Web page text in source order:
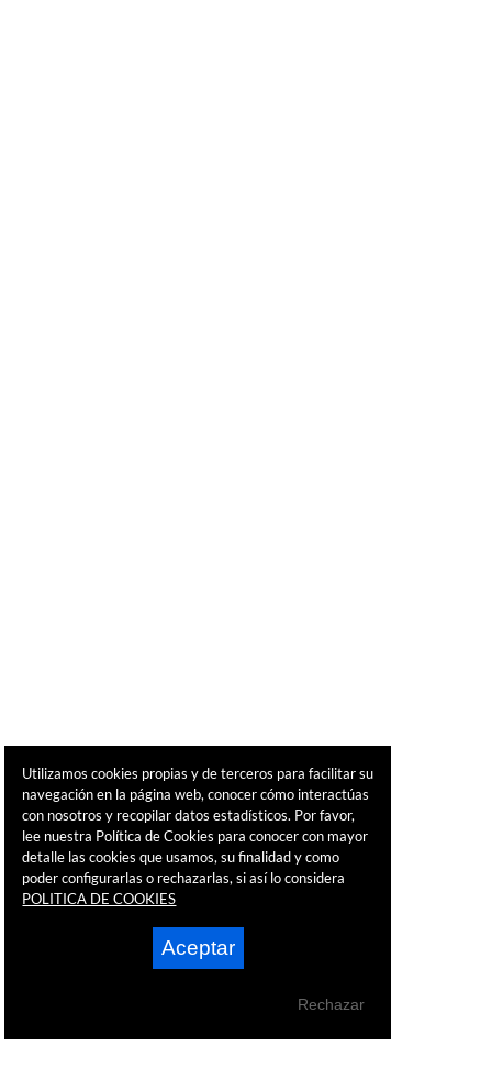
Utilizamos cookies propias y de terceros para facilitar su
navegación en la página web, conocer cómo interactúas
con nosotros y recopilar datos estadísticos. Por favor,
lee nuestra Política de Cookies para conocer con mayor
detalle las cookies que usamos, su finalidad y como
poder configurarlas o rechazarlas, si así lo considera
POLITICA DE COOKIES
Aceptar
Rechazar